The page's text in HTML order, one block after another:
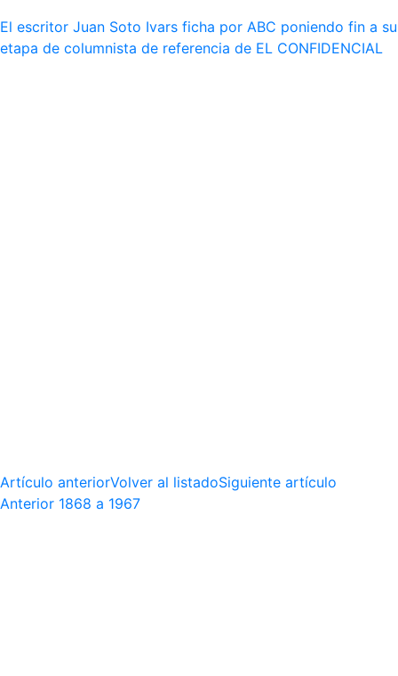
El escritor Juan Soto Ivars ficha por ABC poniendo fin a su
etapa de columnista de referencia de EL CONFIDENCIAL
Artículo anteriorVolver al listadoSiguiente artículo
Anterior 1868 a 1967